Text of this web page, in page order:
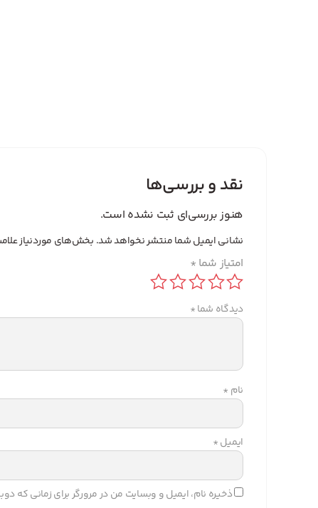
نقد و بررسی‌ها
هنوز بررسی‌ای ثبت نشده است.
نشانی ایمیل شما منتشر نخواهد شد. بخش‌های موردنیاز
امتیاز شما *
دیدگاه شما*
نام *
ایمیل*
ذخیره نام، ایمیل و وبسایت من در مرورگر برای زمانی که